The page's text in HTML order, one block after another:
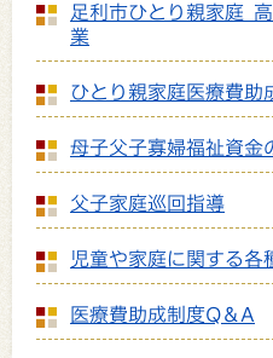
足利市ひとり親家庭
業
ひとり親家庭医療費助
母子父子寡婦福祉資金
父子家庭巡回指導
児童や家庭に関する各
医療費助成制度Q＆A